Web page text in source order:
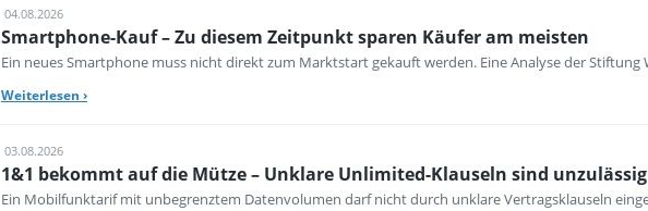
04.08.2026
Smartphone-Kauf – Zu diesem Zeitpunkt sparen Käufer am meisten
Ein neues Smartphone muss nicht direkt zum Marktstart gekauft werden. Eine Analyse der Stiftung
Weiterlesen ›
03.08.2026
1&1 bekommt auf die Mütze – Unklare Unlimited-Klauseln sind unzulässig
Ein Mobilfunktarif mit unbegrenztem Datenvolumen darf nicht durch unklare Vertragsklauseln